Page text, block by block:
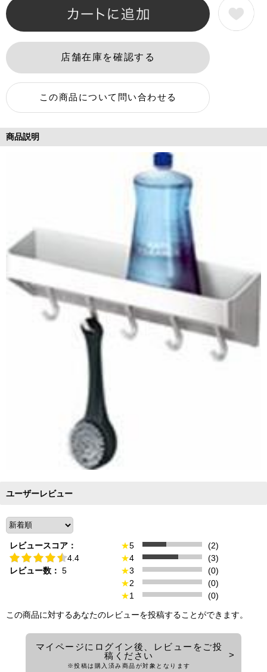
商品説明
ユーザーレビュー
レビュースコア：
4.4
レビュー数： 5
★5
(2)
★4
(3)
★3
(0)
★2
(0)
★1
(0)
この商品に対するあなたのレビューを投稿することができます。
マイページにログイン後、レビューをご投
稿ください
※投稿は購入済み商品が対象となります